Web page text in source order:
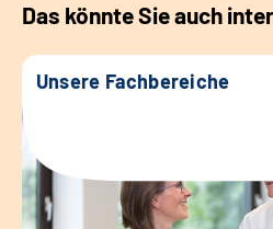
Das könnte Sie auch
Unsere Fachbereiche